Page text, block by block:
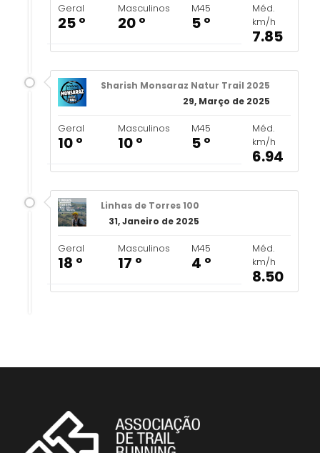
Geral
25 º
Masculinos
20 º
M45
5 º
Méd.
km/h
7.85
Sharish Monsaraz Natur Trail 2025
29, Março de 2025
Geral
10 º
Masculinos
10 º
M45
5 º
Méd.
km/h
6.94
Linhas de Torres 100
31, Janeiro de 2025
Geral
18 º
Masculinos
17 º
M45
4 º
Méd.
km/h
8.50